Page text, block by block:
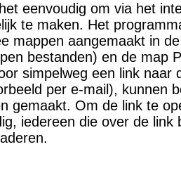
eenvoudig om via het
te maken. Het
mappen aangemaakt in
bestanden) en de map
simpelweg een link naar
per e-mail), kunnen
gemaakt. Om de link te
iedereen die over de link